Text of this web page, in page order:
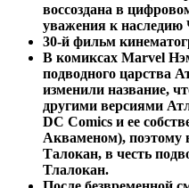
воссоздана в
уважения к наследию
30-й фильм
В комиксах Marvel
подводного царства
изменили название,
другими версиями
DC Comics и ее
Акваменом), поэтому
Талокан, в честь
Тлалокан.